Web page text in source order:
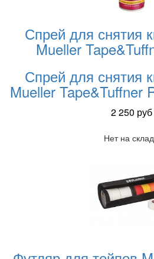
Спрей для снятия
Mueller
Спрей для снятия
Mueller Tape&Tuffner
2 250 руб
Нет на